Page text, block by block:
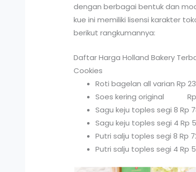
dengan berbagai bentuk dan
kue ini memiliki lisensi karakter
berikut rangkumannya:
Daftar Harga Holland Bakery
Cookies
Roti bagelan all varian Rp
Soes kering original Rp
Sagu keju toples segi 8 Rp
Sagu keju toples segi 4 Rp
Putri salju toples segi 8 Rp
Putri salju toples segi 4 Rp